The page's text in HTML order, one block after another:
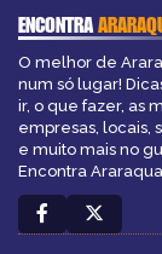
ENCONTRA
O melhor de
num só lugar!
ir, o que fazer, as
empresas, locais,
e muito mais no
Encontra